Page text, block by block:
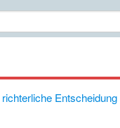
richterliche Entscheidung